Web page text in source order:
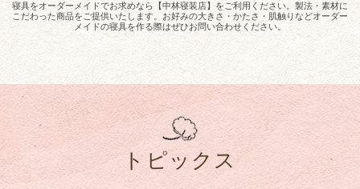
寝具をオーダーメイドでお求めなら【中林寝装店】をご利用ください。製法・素材に
こだわった商品をご提供いたします。お好みの大きさ・かたさ・肌触りなどオーダー
メイドの寝具を作る際はぜひお問い合わせください。
トピックス